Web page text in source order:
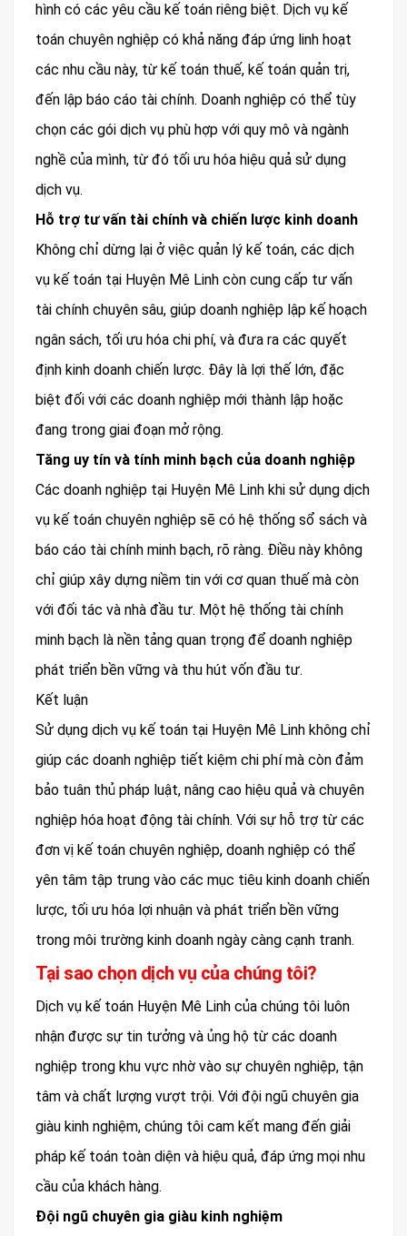
hình có các yêu cầu kế toán riêng biệt. Dịch vụ kế
toán chuyên nghiệp có khả năng đáp ứng linh hoạt
các nhu cầu này, từ kế toán thuế, kế toán quản trị,
đến lập báo cáo tài chính. Doanh nghiệp có thể tùy
chọn các gói dịch vụ phù hợp với quy mô và ngành
nghề của mình, từ đó tối ưu hóa hiệu quả sử dụng
dịch vụ.
Hỗ trợ tư vấn tài chính và chiến lược kinh doanh
Không chỉ dừng lại ở việc quản lý kế toán, các dịch
vụ kế toán tại Huyện Mê Linh còn cung cấp tư vấn
tài chính chuyên sâu, giúp doanh nghiệp lập kế hoạch
ngân sách, tối ưu hóa chi phí, và đưa ra các quyết
định kinh doanh chiến lược. Đây là lợi thế lớn, đặc
biệt đối với các doanh nghiệp mới thành lập hoặc
đang trong giai đoạn mở rộng.
Tăng uy tín và tính minh bạch của doanh nghiệp
Các doanh nghiệp tại Huyện Mê Linh khi sử dụng dịch
vụ kế toán chuyên nghiệp sẽ có hệ thống sổ sách và
báo cáo tài chính minh bạch, rõ ràng. Điều này không
chỉ giúp xây dựng niềm tin với cơ quan thuế mà còn
với đối tác và nhà đầu tư. Một hệ thống tài chính
minh bạch là nền tảng quan trọng để doanh nghiệp
phát triển bền vững và thu hút vốn đầu tư.
Kết luận
Sử dụng dịch vụ kế toán tại Huyện Mê Linh không chỉ
giúp các doanh nghiệp tiết kiệm chi phí mà còn đảm
bảo tuân thủ pháp luật, nâng cao hiệu quả và chuyên
nghiệp hóa hoạt động tài chính. Với sự hỗ trợ từ các
đơn vị kế toán chuyên nghiệp, doanh nghiệp có thể
yên tâm tập trung vào các mục tiêu kinh doanh chiến
lược, tối ưu hóa lợi nhuận và phát triển bền vững
trong môi trường kinh doanh ngày càng cạnh tranh.
Tại sao chọn dịch vụ của chúng tôi?
Dịch vụ kế toán Huyện Mê Linh của chúng tôi luôn
nhận được sự tin tưởng và ủng hộ từ các doanh
nghiệp trong khu vực nhờ vào sự chuyên nghiệp, tận
tâm và chất lượng vượt trội. Với đội ngũ chuyên gia
giàu kinh nghiệm, chúng tôi cam kết mang đến giải
pháp kế toán toàn diện và hiệu quả, đáp ứng mọi nhu
cầu của khách hàng.
Đội ngũ chuyên gia giàu kinh nghiệm